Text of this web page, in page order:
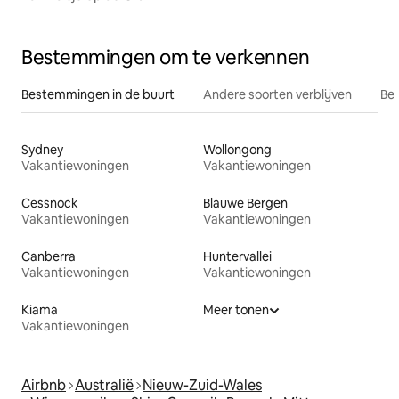
Bestemmingen om te verkennen
Bestemmingen in de buurt Andere soorten verblijven
Sydney
Vakantiewoningen
Wollongong
Vakantiewoningen
Cessnock
Vakantiewoningen
Blauwe Bergen
Vakantiewoningen
Canberra
Vakantiewoningen
Huntervallei
Vakantiewoningen
Kiama
Vakantiewoningen
Meer tonen
Airbnb Australië Nieuw-Zuid-Wales